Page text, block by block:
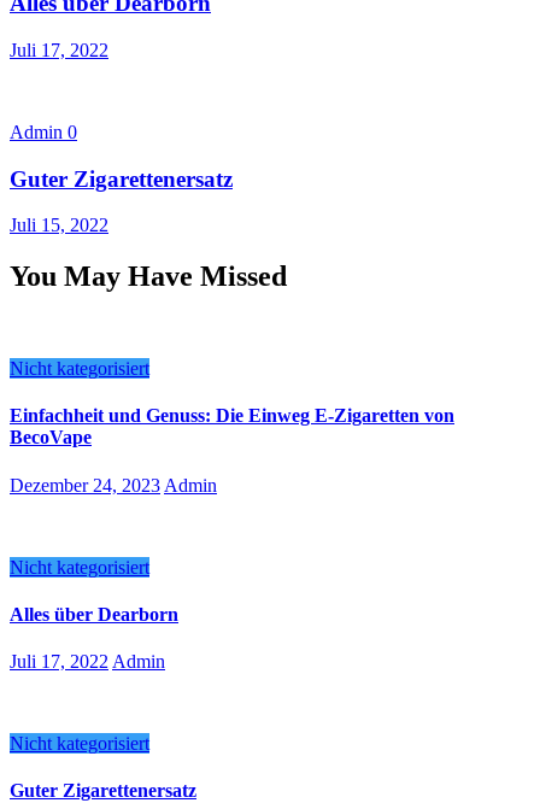
Juli 17, 2022
Admin 0
Guter Zigarettenersatz
Juli 15, 2022
You May Have Missed
Nicht kategorisiert
Einfachheit und Genuss: Die Einweg E-Zigaretten von
BecoVape
Dezember 24, 2023 Admin
Nicht kategorisiert
Alles über Dearborn
Juli 17, 2022 Admin
Nicht kategorisiert
Guter Zigarettenersatz